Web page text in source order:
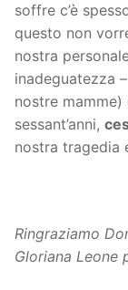
soffre c’è
questo non
nostra
inadeguatezza
nostre
sessant’anni,
nostra tragedia
Ringraziamo
Gloriana Leone